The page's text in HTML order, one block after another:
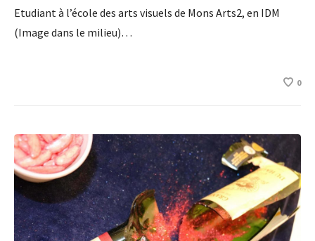
Etudiant à l’école des arts visuels de Mons Arts2, en IDM
(Image dans le milieu)…
0